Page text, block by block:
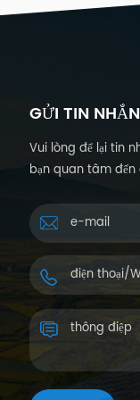
GỬI TIN NHẮN
Vui lòng để lại tin
bạn quan tâm
Chúng tôi sẽ trả lời